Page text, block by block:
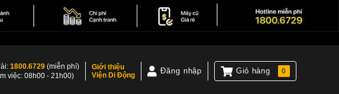
1800.6729 (miễn phí)
việc: 08h00 - 21h00)
Giới thiệu
Viện Di Động
Đăng nhập Giỏ hàng 0